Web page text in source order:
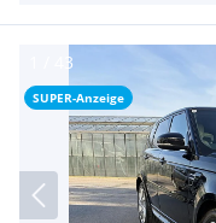
SUPER-Anzeige